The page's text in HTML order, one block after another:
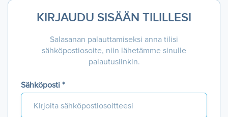
KIRJAUDU SISÄÄN TILILLESI
Salasanan palauttamiseksi anna tilisi
sähköpostiosoite, niin lähetämme sinulle
palautuslinkin.
Sähköposti *